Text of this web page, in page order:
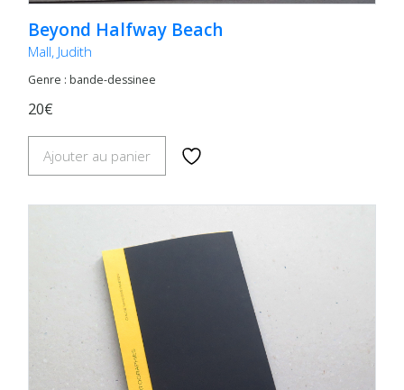
Beyond Halfway Beach
Mall, Judith
Genre : bande-dessinee
20€
Ajouter au panier